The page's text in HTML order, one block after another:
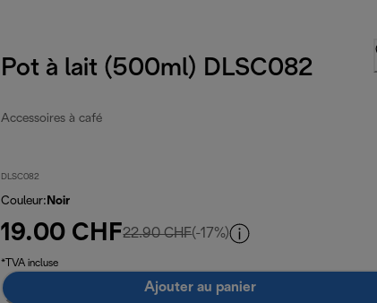
Pot à lait (500ml) DLSC082
Accessoires à café
DLSC082
Couleur: Noir
19.00 CHF22.90 CHFprix original 22.90 CHF
(-17%)
*TVA incluse
Ajouter au panier